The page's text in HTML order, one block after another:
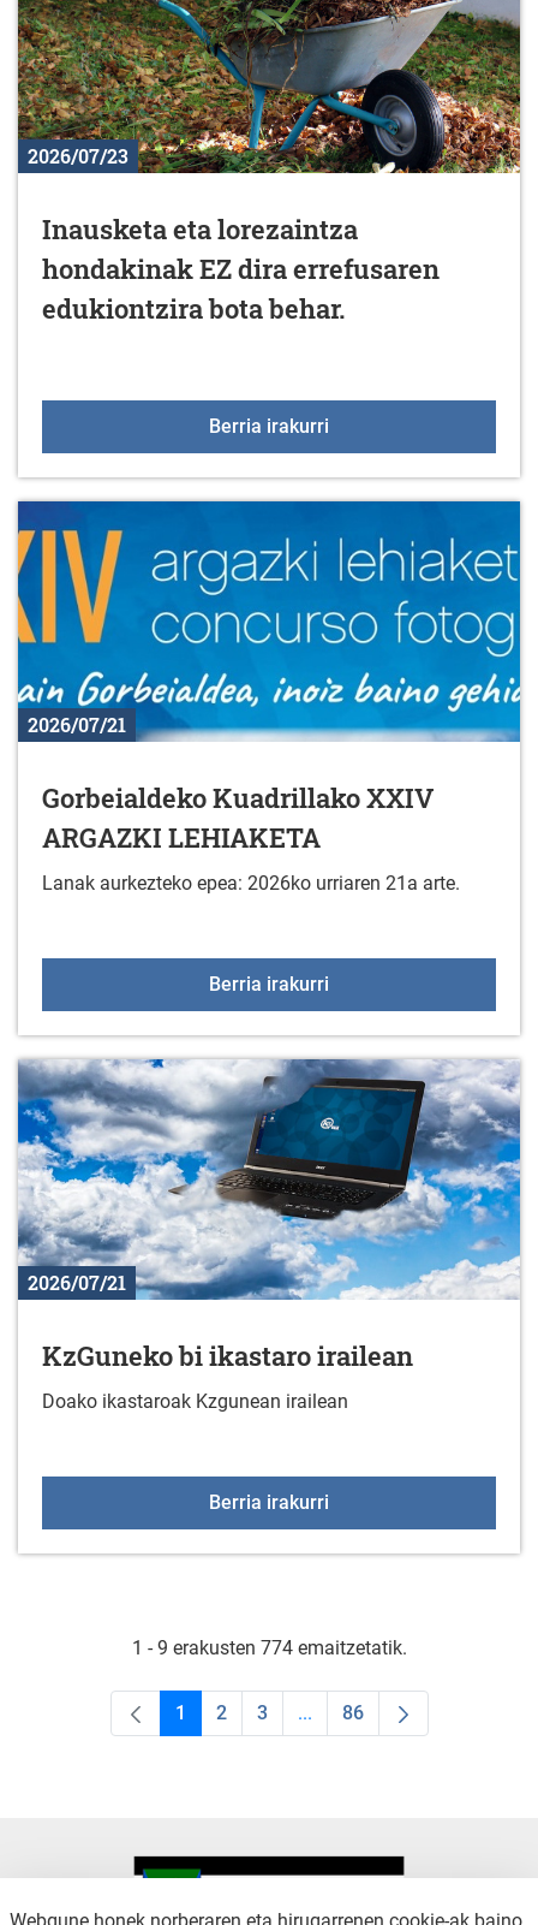
2026/07/23
Inausketa eta lorezaintza
hondakinak EZ dira errefusaren
edukiontzira bota behar.
Berria irakurri
2026/07/21
Gorbeialdeko Kuadrillako XXIV
ARGAZKI LEHIAKETA
Lanak aurkezteko epea: 2026ko urriaren 21a arte.
Berria irakurri
2026/07/21
KzGuneko bi ikastaro irailean
Doako ikastaroak Kzgunean irailean
Berria irakurri
1 - 9 erakusten 774 emaitzetatik.
Orrialdea
1 Orrialdea
2 Orrialdea
3 ...Intermediate Pages Use
Orrialdea
86